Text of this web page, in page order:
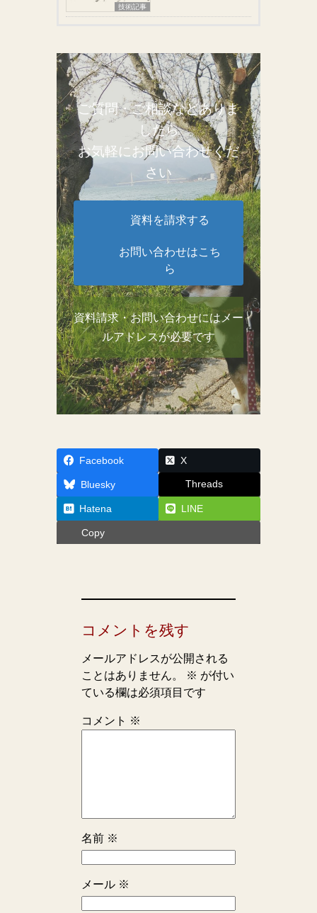
技術記事
ご質問・ご相談などありま
したら
お気軽にお問い合わせくだ
さい
資料を請求する
お問い合わせはこち
ら
資料請求・お問い合わせにはメー
ルアドレスが必要です
Facebook X
Bluesky Threads
Hatena LINE
Copy
コメントを残す
メールアドレスが公開される
ことはありません。
※ が付い
ている欄は必須項目です
コメント ※
名前 ※
メール ※